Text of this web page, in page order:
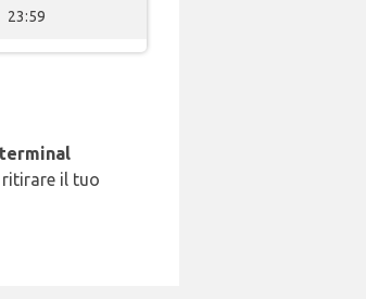
23:59
ritirare il tuo